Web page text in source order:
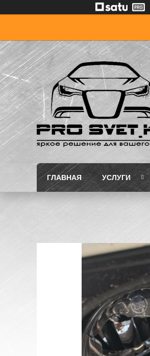
ГЛАВНАЯ УСЛУГИ